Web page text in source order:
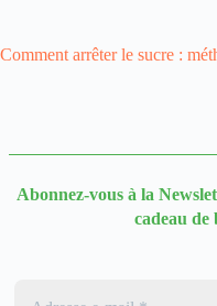
Comment arrêter le sucre :
Abonnez-vous à la
cadeau de